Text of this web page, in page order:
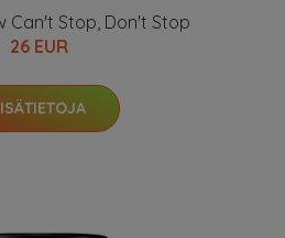
Can't Stop, Don't Stop
26 EUR